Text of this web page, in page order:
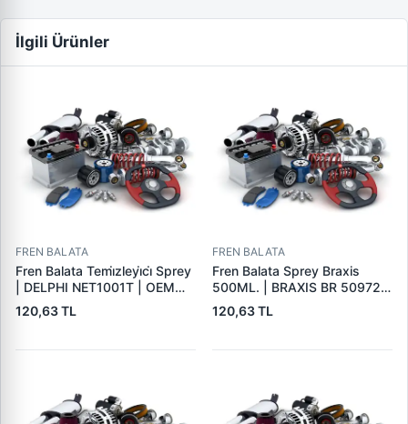
İlgili Ürünler
FREN BALATA
Fren Balata Temi̇zleyi̇ci̇ Sprey
| DELPHI NET1001T | OEM
BALATA SPREYI
120,63 TL
FREN BALATA
Fren Balata Sprey Braxis
500ML. | BRAXIS BR 50972 |
OEM BALATA SPREYI
120,63 TL